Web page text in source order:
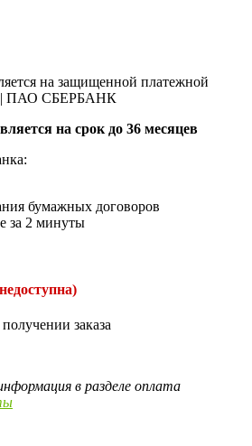
на защищенной платежной
| ПАО СБЕРБАНК
на срок до 36 месяцев
бумажных договоров
за 2 минуты
заказа
в разделе оплата